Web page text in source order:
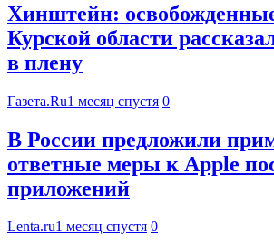
Хинштейн:
Курской области
в плену
Газета.Ru1 месяц спустя 0
В России предложили
ответные меры к Apple
приложений
Lenta.ru1 месяц спустя 0